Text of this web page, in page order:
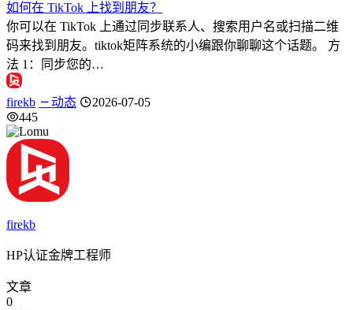
如何在 TikTok 上找到朋友？
你可以在 TikTok 上通过同步联系人、搜索用户名或扫描二维
码来找到朋友。tiktok矩阵系统的小编跟你聊聊这个话题。 方
法 1：同步您的…
firekb 动态
2026-07-05
445
firekb
HP认证金牌工程师
文章
0